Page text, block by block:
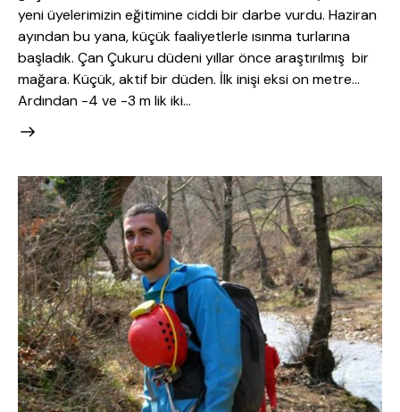
yeni üyelerimizin eğitimine ciddi bir darbe vurdu. Haziran
ayından bu yana, küçük faaliyetlerle ısınma turlarına
başladık. Çan Çukuru düdeni yıllar önce araştırılmış bir
mağara. Küçük, aktif bir düden. İlk inişi eksi on metre…
Ardından -4 ve -3 m lik iki…